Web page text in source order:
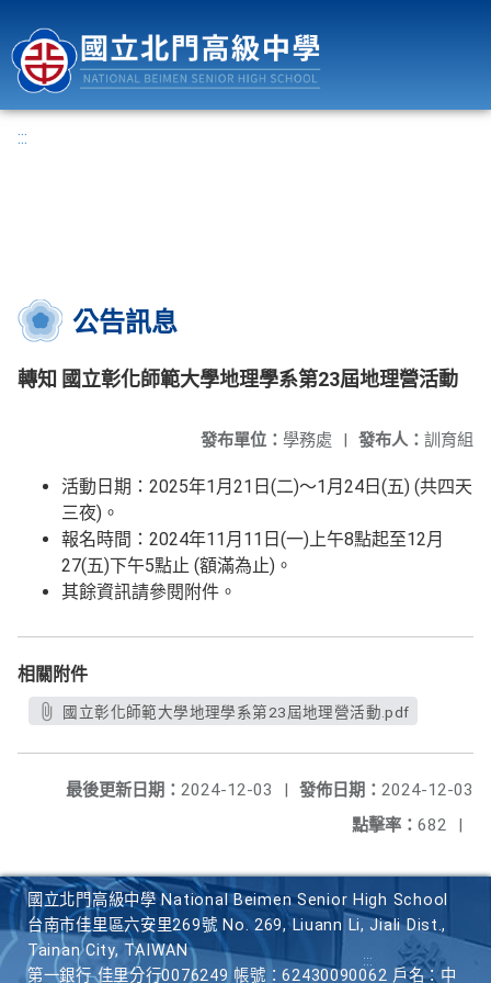
:::
公告訊息
轉知 國立彰化師範大學地理學系第23屆地理營活動
發布人： 訓育組
發布單位： 學務處 |
活動日期：2025年1月21日(二)～1月24日(五) (共四天
三夜)。
報名時間：2024年11月11日(一)上午8點起至12月
27(五)下午5點止 (額滿為止)。
其餘資訊請參閱附件。
相關附件
國立彰化師範大學地理學系第23屆地理營活動.pdf
發佈日期： 2024-12-03
最後更新日期： 2024-12-03
|
點擊率： 682 |
國立北門高級中學 National Beimen Senior High School
台南市佳里區六安里269號 No. 269, Liuann Li, Jiali Dist.,
Tainan City, TAIWAN
第一銀行 佳里分行0076249 帳號：62430090062 戶名：中